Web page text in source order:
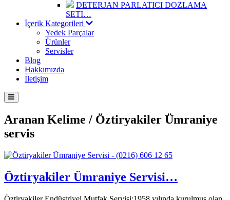
DETERJAN PARLATICI DOZLAMA
SETI…
İçerik Kategorileri
Yedek Parçalar
Ürünler
Servisler
Blog
Hakkımızda
İletişim
Aranan Kelime / Öztiryakiler Ümraniye
servis
Öztiryakiler Ümraniye Servisi…